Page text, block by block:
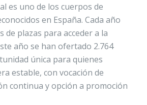
es uno de los cuerpos de
en España. Cada año
de plazas para acceder a la
año se han ofertado 2.764
única para quienes
estable, con vocación de
continua y opción a promoción